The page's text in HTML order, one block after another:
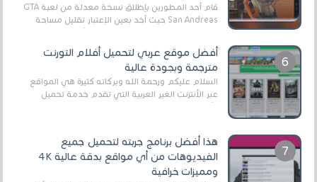
قام أحد المطورين بإطلاق نسخة معدلة من لعبة GTA
San Andreas حيث أخد بعين الإعتبار تقليل مساحة
أفضل موقع عربي لتحميل أفلام التورنت
مترجمة وبجودة عالية
السلام عليكم ورحمة الله وبركاته كثيرة هي المواقع
عبر الأنترنت الغير العربية التي تقدم خدمة تحميل
الأفلام على التورنت ، ومعظم هذه المواقع ل...
هذا أفضل برنامج جربته لتحميل جميع
الفيديوهات من أي مواقع بدقة عالية 4K
ومميزات خرافية